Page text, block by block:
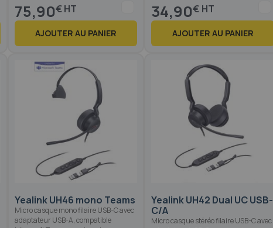
75,90€
AJOUTER AU PANIER
34,90€
AJOUTER AU PANIER
Yealink UH46 mono Teams
Micro casque mono filaire USB-C avec
adaptateur USB-A, compatible
Yealink UH42 Dual UC USB-
C/A
Micro casque stéréo filaire USB-C avec